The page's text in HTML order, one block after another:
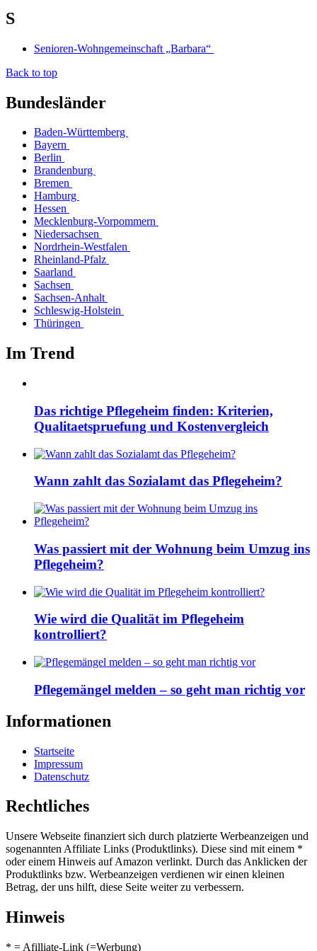
S
Senioren-Wohngemeinschaft „Barbara“
Back to top
Bundesländer
Baden-Württemberg
Bayern
Berlin
Brandenburg
Bremen
Hamburg
Hessen
Mecklenburg-Vorpommern
Niedersachsen
Nordrhein-Westfalen
Rheinland-Pfalz
Saarland
Sachsen
Sachsen-Anhalt
Schleswig-Holstein
Thüringen
Im Trend
Das richtige Pflegeheim finden: Kriterien,
Qualitaetspruefung und Kostenvergleich
Wann zahlt das Sozialamt das Pflegeheim?
Was passiert mit der Wohnung beim Umzug ins
Pflegeheim?
Wie wird die Qualität im Pflegeheim
kontrolliert?
Pflegemängel melden – so geht man richtig vor
Informationen
Startseite
Impressum
Datenschutz
Rechtliches
Unsere Webseite finanziert sich durch platzierte Werbeanzeigen und
sogenannten Affiliate Links (Produktlinks). Diese sind mit einem *
oder einem Hinweis auf Amazon verlinkt. Durch das Anklicken der
Produktlinks bzw. Werbeanzeigen verdienen wir einen kleinen
Betrag, der uns hilft, diese Seite weiter zu verbessern.
Hinweis
* = Afilliate-Link (=Werbung)